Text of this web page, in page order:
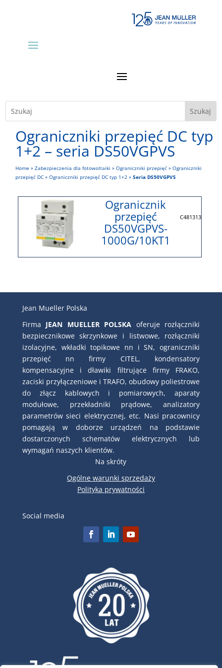
Ograniczniki przepięć DC typ
1+2 – seria DS50VGPVS
Home »Zabezpieczenia dla fotowoltaiki »Ograniczniki przepięć »Ograniczniki
przepięć DC »Ograniczniki przepięć DC typ 1+2 »Seria DS50VGPVS
Ogranicznik
przepięć
DS50VGPVS-
1000G/10KT1
C481313
Jean Mueller Polska
Firma JEAN MUELLER POLSKA oferuje rozłączniki
bezpiecznikowe skrzynkowe i listwowe, rozłączniki
izolacyjne, wkładki topikowe nn i SN, ograniczniki
przepięć nn firmy CITEL, kondensatory
kompensacyjne i dławiki filtrujące firmy FRAKO,
zaciski przyłączeniowe i TRAFO, obudowy poliestrowe
do złącz kablowych i pomiarowych, aparaty
modułowe, przekładniki prądowe, analizatory
parametrów sieci elektrycznej, etc. Nasi pracownicy
pomagają w doborze urządzeń na podstawie
dostarczonych schematów elektrycznych lub
wymagań naszych klientów.
Na skróty
Ogólne warunki sprzedaży
Polityka prywatności
Social media